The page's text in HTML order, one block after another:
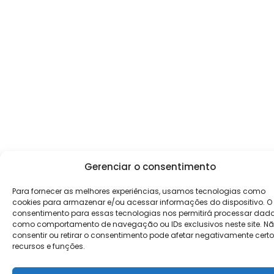
Gerenciar o consentimento
Para fornecer as melhores experiências, usamos tecnologias como
cookies para armazenar e/ou acessar informações do dispositivo. O
consentimento para essas tecnologias nos permitirá processar
como comportamento de navegação ou IDs exclusivos neste site.
consentir ou retirar o consentimento pode afetar negativamente
recursos e funções.